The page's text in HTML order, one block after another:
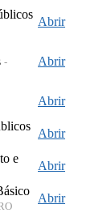
Abrir
-
Abrir
Abrir
Abrir
e
Abrir
Abrir